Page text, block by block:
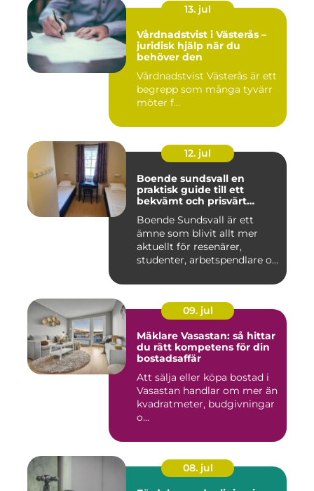
13. jul
Vårdnadstvist i Västerås –
juridisk hjälp när du
behöver den
Vårdnadstvist Västerås är ett
begrepp som många tyvärr
möter f...
12. jul
Boende sundsvall en
praktisk guide till ett
bekvämt och prisvärt
Boende Sundsvall är ett
ämne som blivit allt mer
aktuellt för resenärer,
studenter, arbetspendlare o...
09. jul
Mäklare Vasastan: så hittar
du rätt kompetens för din
bostadsaffär
Att sälja eller köpa bostad i
Vasastan handlar om mer än
kvadratmeter, budgivningar
o...
08. jul